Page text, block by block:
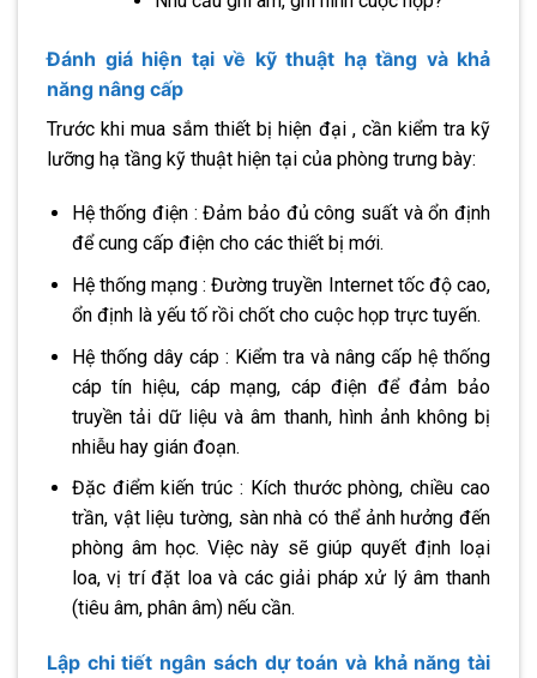
Đánh giá hiện tại về kỹ thuật hạ tầng và khả
năng nâng cấp
Trước khi mua sắm thiết bị hiện đại , cần kiểm tra kỹ
lưỡng hạ tầng kỹ thuật hiện tại của phòng trưng bày:
Hệ thống điện : Đảm bảo đủ công suất và ổn định
để cung cấp điện cho các thiết bị mới.
Hệ thống mạng : Đường truyền Internet tốc độ cao,
ổn định là yếu tố rồi chốt cho cuộc họp trực tuyến.
Hệ thống dây cáp : Kiểm tra và nâng cấp hệ thống
cáp tín hiệu, cáp mạng, cáp điện để đảm bảo
truyền tải dữ liệu và âm thanh, hình ảnh không bị
nhiễu hay gián đoạn.
Đặc điểm kiến ​​trúc : Kích thước phòng, chiều cao
trần, vật liệu tường, sàn nhà có thể ảnh hưởng đến
phòng âm học. Việc này sẽ giúp quyết định loại
loa, vị trí đặt loa và các giải pháp xử lý âm thanh
(tiêu âm, phân âm) nếu cần.
Lập chi tiết ngân sách dự toán và khả năng tài